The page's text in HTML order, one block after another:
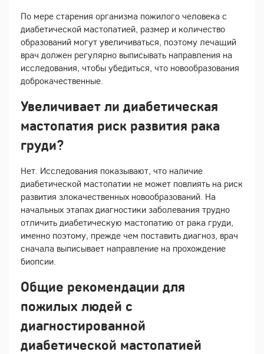
По мере старения организма пожилого человека с
диабетической мастопатией, размер и количество
образований могут увеличиваться, поэтому лечащий
врач должен регулярно выписывать направления на
исследования, чтобы убедиться, что новообразования
доброкачественные.
Увеличивает ли диабетическая
мастопатия риск развития рака
груди?
Нет. Исследования показывают, что наличие
диабетической мастопатии не может повлиять на риск
развития злокачественных новообразований. На
начальных этапах диагностики заболевания трудно
отличить диабетическую мастопатию от рака груди,
именно поэтому, прежде чем поставить диагноз, врач
сначала выписывает направление на прохождение
биопсии.
Общие рекомендации для
пожилых людей с
диагностированной
диабетической мастопатией